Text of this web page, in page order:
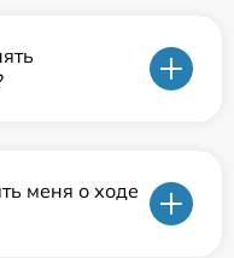
меня о ходе